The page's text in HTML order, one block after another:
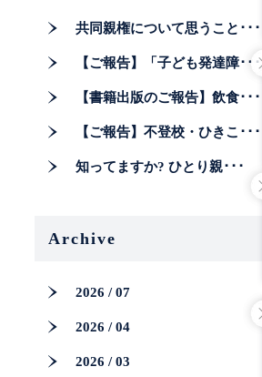
共同親権について思うこと･･･
【ご報告】「子ども発達障･･･
【書籍出版のご報告】飲食･･･
【ご報告】不登校・ひきこ･･･
知ってますか? ひとり親･･･
Archive
2026 / 07
2026 / 04
2026 / 03